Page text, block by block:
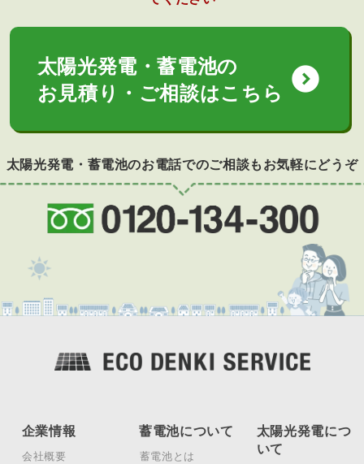
太陽光発電・蓄電池の
お見積り・ご相談はこちら expand_circle_down
太陽光発電・蓄電池のお電話でのご相談もお気軽にどうぞ
企業情報
会社概要
蓄電池について
蓄電池とは
太陽光発電につ
いて